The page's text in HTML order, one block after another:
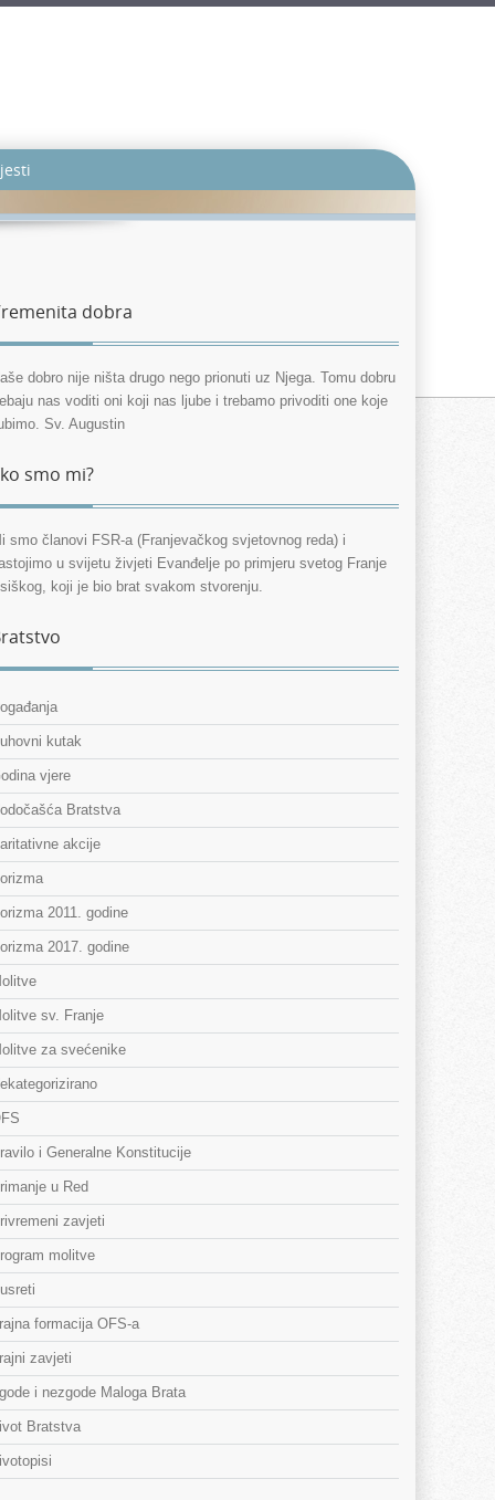
dobra
dobro nije ništa drugo nego prionuti uz Njega. Tomu dobru
nas voditi oni koji nas ljube i trebamo privoditi one koje
Sv. Augustin
smo mi?
smo članovi FSR-a (Franjevačkog svjetovnog reda) i
u svijetu živjeti Evanđelje po primjeru svetog Franje
koji je bio brat svakom stvorenju.
kutak
vjere
Bratstva
akcije
2011. godine
2017. godine
sv. Franje
za svećenike
i Generalne Konstitucije
u Red
zavjeti
molitve
formacija OFS-a
zavjeti
i nezgode Maloga Brata
Bratstva